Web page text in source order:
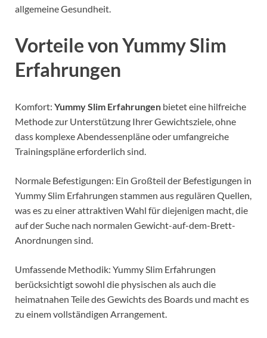
allgemeine Gesundheit.
Vorteile von Yummy Slim
Erfahrungen
Komfort: Yummy Slim Erfahrungen bietet eine hilfreiche
Methode zur Unterstützung Ihrer Gewichtsziele, ohne
dass komplexe Abendessenpläne oder umfangreiche
Trainingspläne erforderlich sind.
Normale Befestigungen: Ein Großteil der Befestigungen in
Yummy Slim Erfahrungen stammen aus regulären Quellen,
was es zu einer attraktiven Wahl für diejenigen macht, die
auf der Suche nach normalen Gewicht-auf-dem-Brett-
Anordnungen sind.
Umfassende Methodik: Yummy Slim Erfahrungen
berücksichtigt sowohl die physischen als auch die
heimatnahen Teile des Gewichts des Boards und macht es
zu einem vollständigen Arrangement.